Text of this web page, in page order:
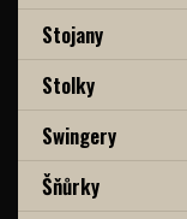
Stojany
Stolky
Swingery
Šňůrky